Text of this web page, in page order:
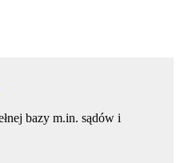
bazy m.in. sądów i